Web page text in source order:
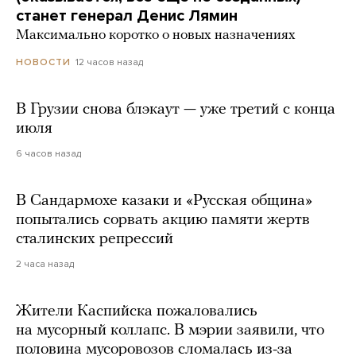
станет генерал Денис Лямин
Максимально коротко о новых назначениях
НОВОСТИ 12 часов назад
В Грузии снова блэкаут — уже третий с конца
июля
6 часов назад
В Сандармохе казаки и «Русская община»
попытались сорвать акцию памяти жертв
сталинских репрессий
2 часа назад
Жители Каспийска пожаловались
на мусорный коллапс. В мэрии заявили, что
половина мусоровозов сломалась из-за